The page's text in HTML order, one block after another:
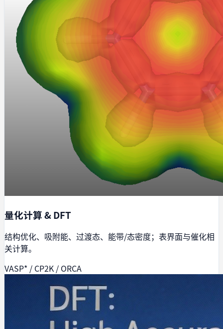
量化计算 & DFT
结构优化、吸附能、过渡态、能带/态密度；表界面与催化相
关计算。
VASP* / CP2K / ORCA